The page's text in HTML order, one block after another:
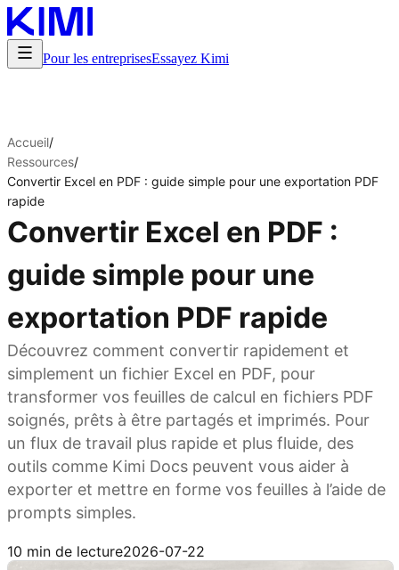
Pour les entreprisesEssayez Kimi
Accueil/
Ressources/
Convertir Excel en PDF : guide simple pour une exportation PDF
rapide
Convertir Excel en PDF :
guide simple pour une
exportation PDF rapide
Découvrez comment convertir rapidement et
simplement un fichier Excel en PDF, pour
transformer vos feuilles de calcul en fichiers PDF
soignés, prêts à être partagés et imprimés. Pour
un flux de travail plus rapide et plus fluide, des
outils comme Kimi Docs peuvent vous aider à
exporter et mettre en forme vos feuilles à l’aide de
prompts simples.
10 min de lecture2026-07-22